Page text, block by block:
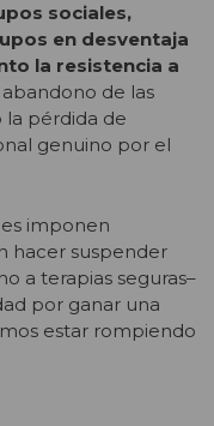
sociales,
en desventaja
la resistencia a
de las
la pérdida de
genuino por el
imponen
hacer suspender
a terapias seguras–
por ganar una
estar rompiendo